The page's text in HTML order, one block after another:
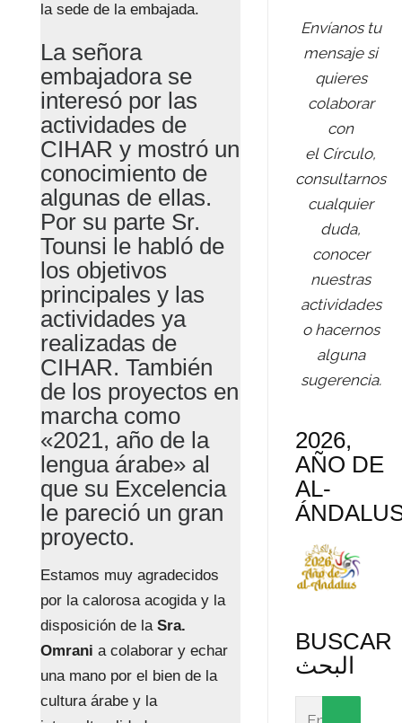
la sede de la embajada.
La señora
embajadora se
interesó por las
actividades de
CIHAR y mostró un
conocimiento de
algunas de ellas.
Por su parte Sr.
Tounsi le habló de
los objetivos
principales y las
actividades ya
realizadas de
CIHAR. También
de los proyectos en
marcha como
«2021, año de la
lengua árabe» al
que su Excelencia
le pareció un gran
proyecto.
Estamos muy agradecidos
por la calorosa acogida y la
disposición de la Sra.
Omrani a colaborar y echar
una mano por el bien de la
cultura árabe y la
Envíanos tu
mensaje si
quieres
colaborar
con
el Círculo,
consultarnos
cualquier
duda,
conocer
nuestras
actividades
o hacernos
alguna
sugerencia.
2026,
AÑO DE
AL-
BUSCAR
البحث